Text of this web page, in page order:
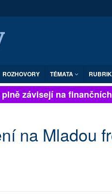
ROZHOVORY TÉMATA
závisejí na finančních
na Mladou